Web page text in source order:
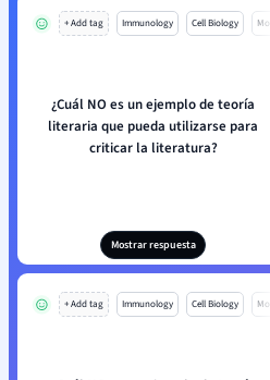
+ Add tag Immunology Cell Biology Mo
¿Cuál NO es un ejemplo de teoría
literaria que pueda utilizarse para
criticar la literatura?
Mostrar respuesta
+ Add tag Immunology Cell Biology Mo